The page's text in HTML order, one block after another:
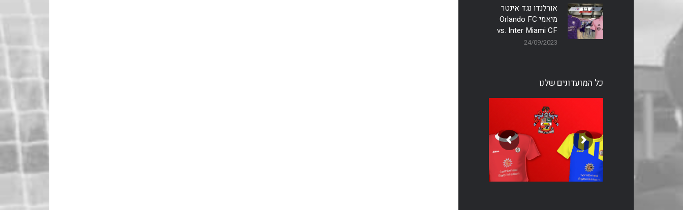
אורלנדו נגד אינטר
מיאמי Orlando FC
vs. Inter Miami CF
24/09/2023
כל המועדונים שלנו